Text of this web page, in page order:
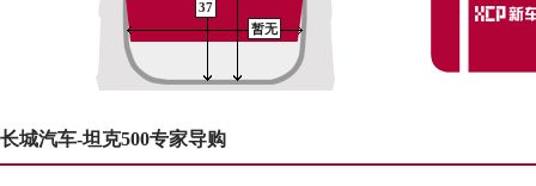
37
暂无
长城汽车-坦克500专家导购